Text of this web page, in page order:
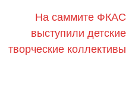
На саммите ФКАС
выступили детские
творческие коллективы